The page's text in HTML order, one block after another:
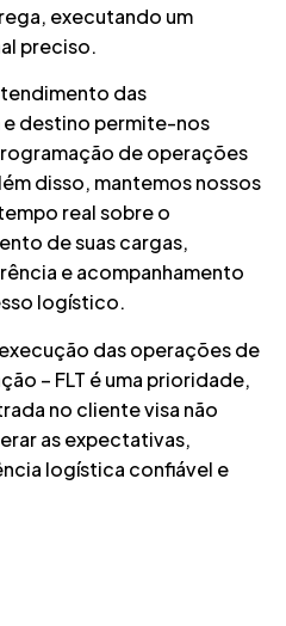
executando um
preciso.
das
e destino permite-nos
de operações
disso, mantemos nossos
real sobre o
de suas cargas,
e acompanhamento
logístico.
das operações de
– FLT é uma prioridade,
no cliente visa não
as expectativas,
logística confiável e